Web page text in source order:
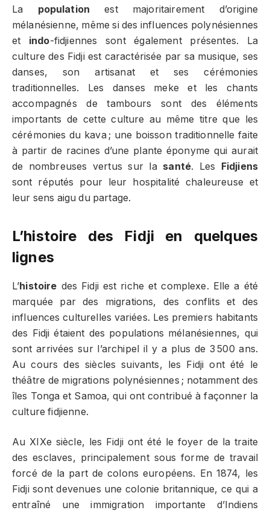
La population est majoritairement d’origine
mélanésienne, même si des influences polynésiennes
et indo-fidjiennes sont également présentes. La
culture des Fidji est caractérisée par sa musique, ses
danses, son artisanat et ses cérémonies
traditionnelles. Les danses meke et les chants
accompagnés de tambours sont des éléments
importants de cette culture au même titre que les
cérémonies du kava ; une boisson traditionnelle faite
à partir de racines d’une plante éponyme qui aurait
de nombreuses vertus sur la santé. Les Fidjiens
sont réputés pour leur hospitalité chaleureuse et
leur sens aigu du partage.
L’histoire des Fidji en quelques
lignes
L’histoire des Fidji est riche et complexe. Elle a été
marquée par des migrations, des conflits et des
influences culturelles variées. Les premiers habitants
des Fidji étaient des populations mélanésiennes, qui
sont arrivées sur l’archipel il y a plus de 3 500 ans.
Au cours des siècles suivants, les Fidji ont été le
théâtre de migrations polynésiennes ; notamment des
îles Tonga et Samoa, qui ont contribué à façonner la
culture fidjienne.
Au XIXe siècle, les Fidji ont été le foyer de la traite
des esclaves, principalement sous forme de travail
forcé de la part de colons européens. En 1874, les
Fidji sont devenues une colonie britannique, ce qui a
entraîné une immigration importante d’Indiens